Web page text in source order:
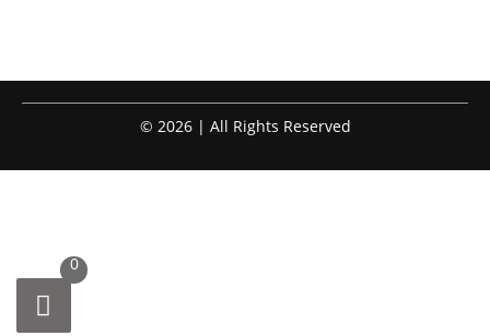
© 2026 | All Rights Reserved
0